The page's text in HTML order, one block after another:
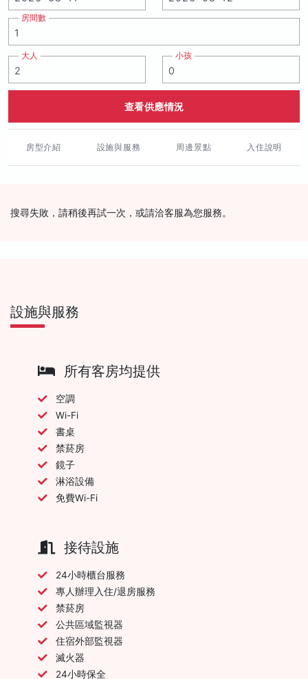
房間數
大人 小孩
查看供應情況
房型介紹 設施與服務 周邊景點 入住說明
搜尋失敗，請稍後再試一次，或請洽客服為您服務。
設施與服務
所有客房均提供
空調
Wi-Fi
書桌
禁菸房
鏡子
淋浴設備
免費Wi-Fi
接待設施
24小時櫃台服務
專人辦理入住/退房服務
禁菸房
公共區域監視器
住宿外部監視器
滅火器
24小時保全